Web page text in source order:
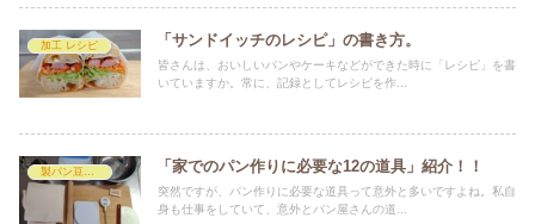
加工 レシピ 「サンドイッチのレシピ」の書き方。
皆さんは、おいしいパンやケーキなどができた時に「レシピ」を書
いていますか。常に、記録としてレシピを作...
「家でのパン作りに必要な12の道具」紹介！！
突然ですが、パン作りに必要な道具って意外と多いですよね。私自
身も仕事をしていて、意外とパン屋さんの道...